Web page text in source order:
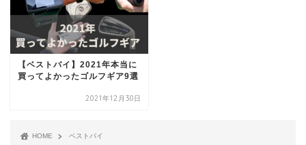
【ベストバイ】2021年本当に
買ってよかったゴルフギア9選
2021年12月30日
HOME ベストバイ